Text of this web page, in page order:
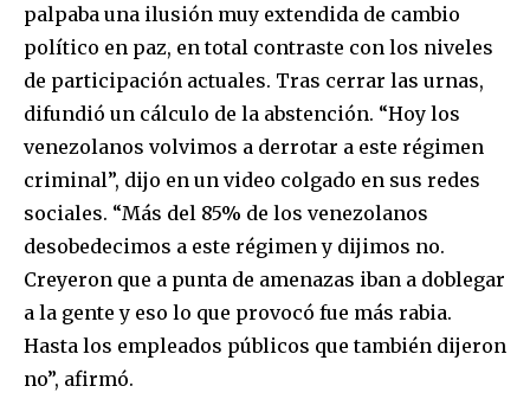
palpaba una ilusión muy extendida de cambio
político en paz, en total contraste con los niveles
de participación actuales. Tras cerrar las urnas,
difundió un cálculo de la abstención. “Hoy los
venezolanos volvimos a derrotar a este régimen
criminal”, dijo en un video colgado en sus redes
sociales. “Más del 85% de los venezolanos
desobedecimos a este régimen y dijimos no.
Creyeron que a punta de amenazas iban a doblegar
a la gente y eso lo que provocó fue más rabia.
Hasta los empleados públicos que también dijeron
no”, afirmó.